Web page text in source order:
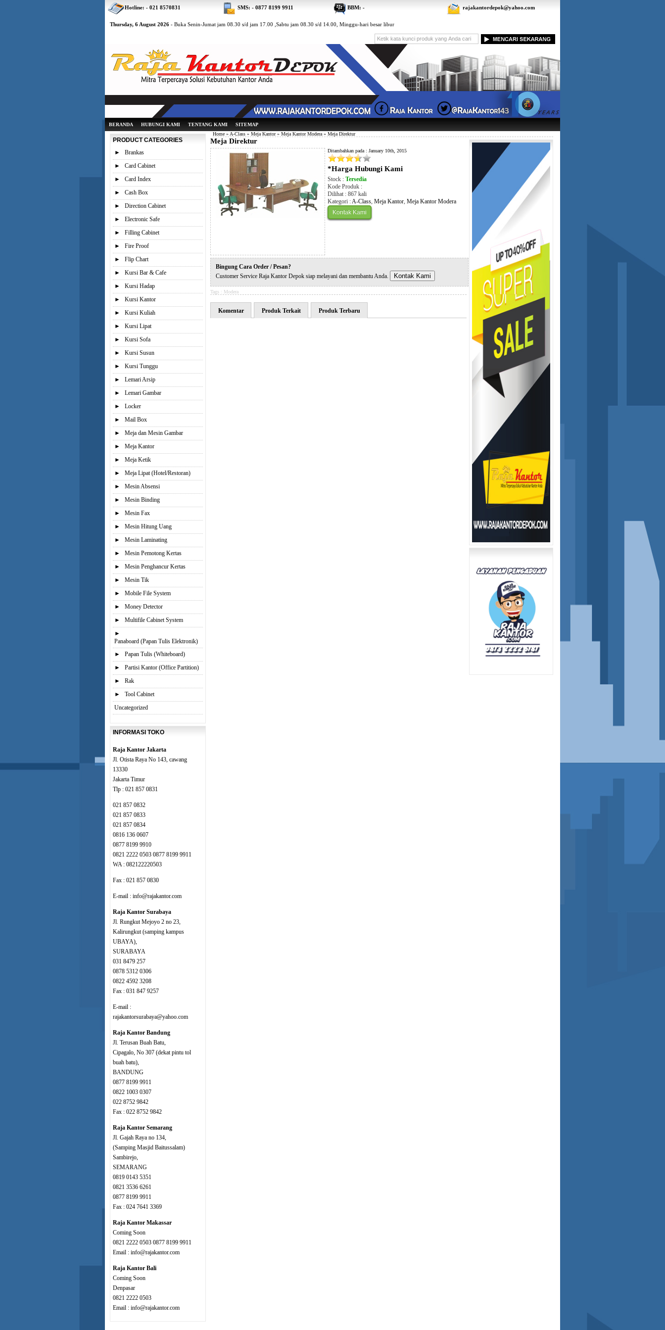
Thursday, 6 August 2026 - Buka Senin-Jumat jam 08.30 s/d jam 17.00 ,Sabtu jam 08.30 s/d 14.00, Minggu-hari besar libur
BERANDA HUBUNGI KAMI TENTANG KAMI
SITEMAP
Home » A-Class » Meja Kantor» Meja Kantor Modera » Meja Direktur
Meja Direktur
Ditambahkan pada : January 10th, 2015
*Harga Hubungi Kami
Stock : Tersedia
Kode Produk :
Dilihat : 867 kali
Kategori :A-Class, Meja Kantor, Meja Kantor Modera
Kontak Kami
Bingung Cara Order / Pesan?
Customer Service Raja Kantor Depok siap melayani dan membantu Anda.
Kontak Kami
Tags : Modera
Komentar Produk Terkait Produk Terbaru
PRODUCT CATEGORIES
►
Brankas
►
Card Cabinet
►
Card Index
►
Cash Box
►
Direction Cabinet
►
Electronic Safe
►
Filling Cabinet
►
Fire Proof
►
Flip Chart
►
Kursi Bar & Cafe
►
Kursi Hadap
►
Kursi Kantor
►
Kursi Kuliah
►
Kursi Lipat
►
Kursi Sofa
►
Kursi Susun
►
Kursi Tunggu
►
Lemari Arsip
►
Lemari Gambar
►
Locker
►
Mail Box
►
Meja dan Mesin Gambar
►
Meja Kantor
►
Meja Ketik
►
Meja Lipat (Hotel/Restoran)
►
Mesin Absensi
►
Mesin Binding
►
Mesin Fax
►
Mesin Hitung Uang
►
Mesin Laminating
►
Mesin Pemotong Kertas
►
Mesin Penghancur Kertas
►
Mesin Tik
►
Mobile File System
►
Money Detector
►
Multifile Cabinet System
►
Panaboard (Papan Tulis Elektronik)
►
Papan Tulis (Whiteboard)
►
Partisi Kantor (Office Partition)
►
Rak
►
Tool Cabinet
Uncategorized
INFORMASI TOKO
Raja Kantor Jakarta
Jl. Otista Raya No 143, cawang
13330
Jakarta Timur
Tlp : 021 857 0831
021 857 0832
021 857 0833
021 857 0834
0816 136 0607
0877 8199 9910
0821 2222 0503 0877 8199 9911
WA : 082122220503
Fax : 021 857 0830
E-mail : info@rajakantor.com
Raja Kantor Surabaya
Jl. Rungkut Mejoyo 2 no 23,
Kalirungkut (samping kampus
UBAYA),
SURABAYA
031 8479 257
0878 5312 0306
0822 4592 3208
Fax : 031 847 9257
E-mail :
rajakantorsurabaya@yahoo.com
Raja Kantor Bandung
Jl. Terusan Buah Batu,
Cipagalo, No 307 (dekat pintu tol
buah batu),
BANDUNG
0877 8199 9911
0822 1003 0307
022 8752 9842
Fax : 022 8752 9842
Raja Kantor Semarang
Jl. Gajah Raya no 134,
(Samping Masjid Baitussalam)
Sambirejo,
SEMARANG
0819 0143 5351
0821 3536 6261
0877 8199 9911
Fax : 024 7641 3369
Raja Kantor Makassar
Coming Soon
0821 2222 0503 0877 8199 9911
Email : info@rajakantor.com
Raja Kantor Bali
Coming Soon
Denpasar
0821 2222 0503
Email : info@rajakantor.com
Hotline: - 021 8570831 SMS: - 0877 8199 9911 BBM: - rajakantordepok@yahoo.com